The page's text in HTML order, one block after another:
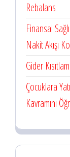
Rebalans
Finansal
Nakit Akışı
Gider
Çocuklara
Kavramını